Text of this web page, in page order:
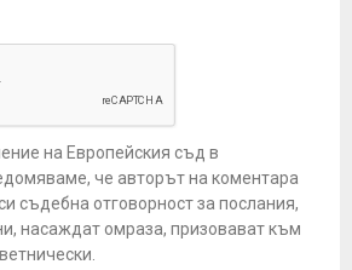
на Европейския съд в
че авторът на коментара
съдебна отговорност за послания,
насаждат омраза, призовават към